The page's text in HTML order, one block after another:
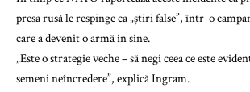
presa rusă le respinge ca „știri false”, într-o
care a devenit o armă în sine.
„Este o strategie veche – să negi ceea ce este
semeni neîncredere”, explică Ingram.